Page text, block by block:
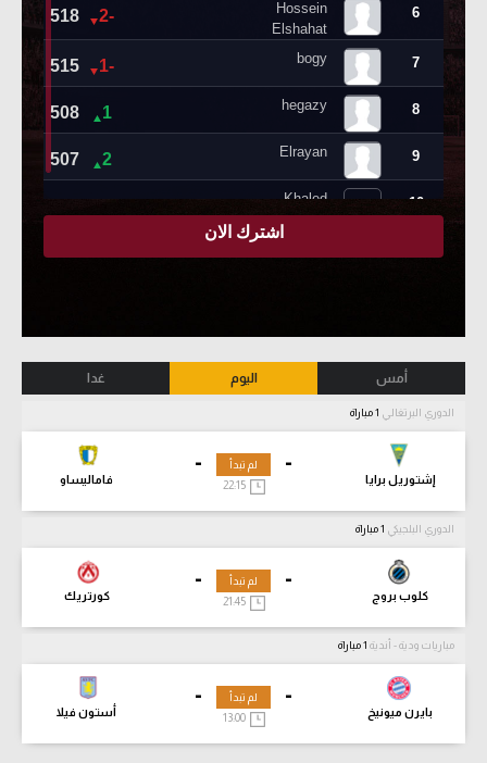
أمس اليوم غدا
الدوري البرتغالي
-
إشتوريل برايا
-
فاماليساو
لم تبدأ
22:15
الدوري البلجيكي
-
كلوب بروج
-
كورتريك
لم تبدأ
21:45
مباريات ودية - أندية
-
بايرن ميونيخ
-
أستون فيلا
لم تبدأ
13:00